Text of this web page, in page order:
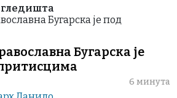
гледишта
Бугарска је под
Бугарска је
6 минута